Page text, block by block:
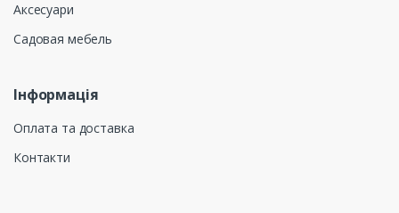
Аксесуари
Садовая мебель
Інформація
Оплата та доставка
Контакти